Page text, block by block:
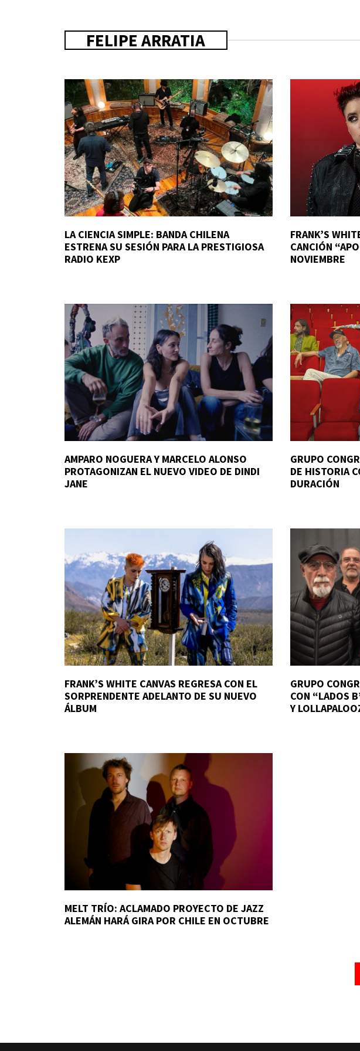
FELIPE ARRATIA
LA CIENCIA SIMPLE: BANDA CHILENA
ESTRENA SU SESIÓN PARA LA PRESTIGIOSA
RADIO KEXP
FRANK’S
CANCIÓN
NOVIEMBRE
AMPARO NOGUERA Y MARCELO ALONSO
PROTAGONIZAN EL NUEVO VIDEO DE DINDI
JANE
GRUPO
DE HISTORIA
DURACIÓN
FRANK’S WHITE CANVAS REGRESA CON EL
SORPRENDENTE ADELANTO DE SU NUEVO
ÁLBUM
GRUPO
CON “LADOS
Y
MELT TRÍO: ACLAMADO PROYECTO DE JAZZ
ALEMÁN HARÁ GIRA POR CHILE EN OCTUBRE